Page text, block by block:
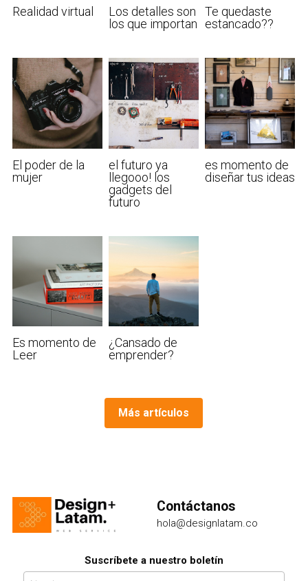
Realidad virtual
Los detalles son
los que importan
Te quedaste
estancado??
El poder de la
mujer
el futuro ya
llegooo! los
gadgets del
futuro
es momento de
diseñar tus ideas
Es momento de
Leer
¿Cansado de
emprender?
Más artículos
Contáctanos
hola@designlatam.co
Suscríbete a nuestro boletín